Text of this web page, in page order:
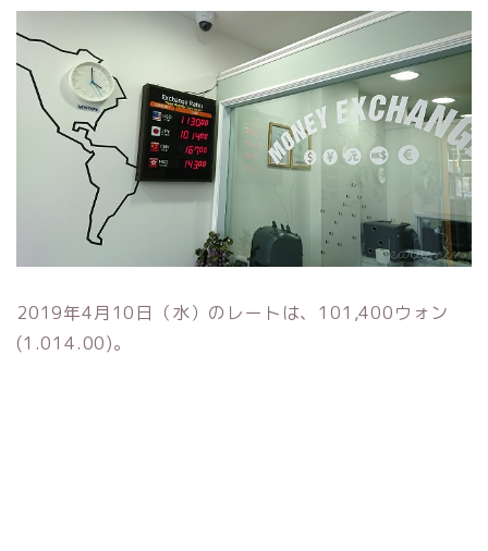
2019年4月10日（水）のレートは、101,400ウォン
(1.014.00)。